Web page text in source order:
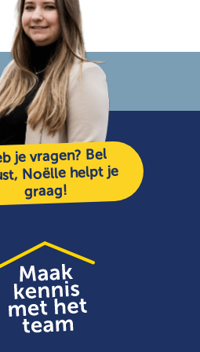
je vragen? Bel
Noëlle helpt je
graag!